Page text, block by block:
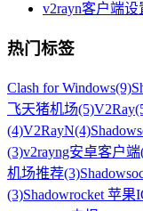
v2rayn客户端
热门标签
Clash for Windows(9)
飞天猪机场(5)V2Ray
(4)V2RayN(4)
(3)v2rayng安卓客户端
机场推荐(3)
(3)Shadowrocket 苹果